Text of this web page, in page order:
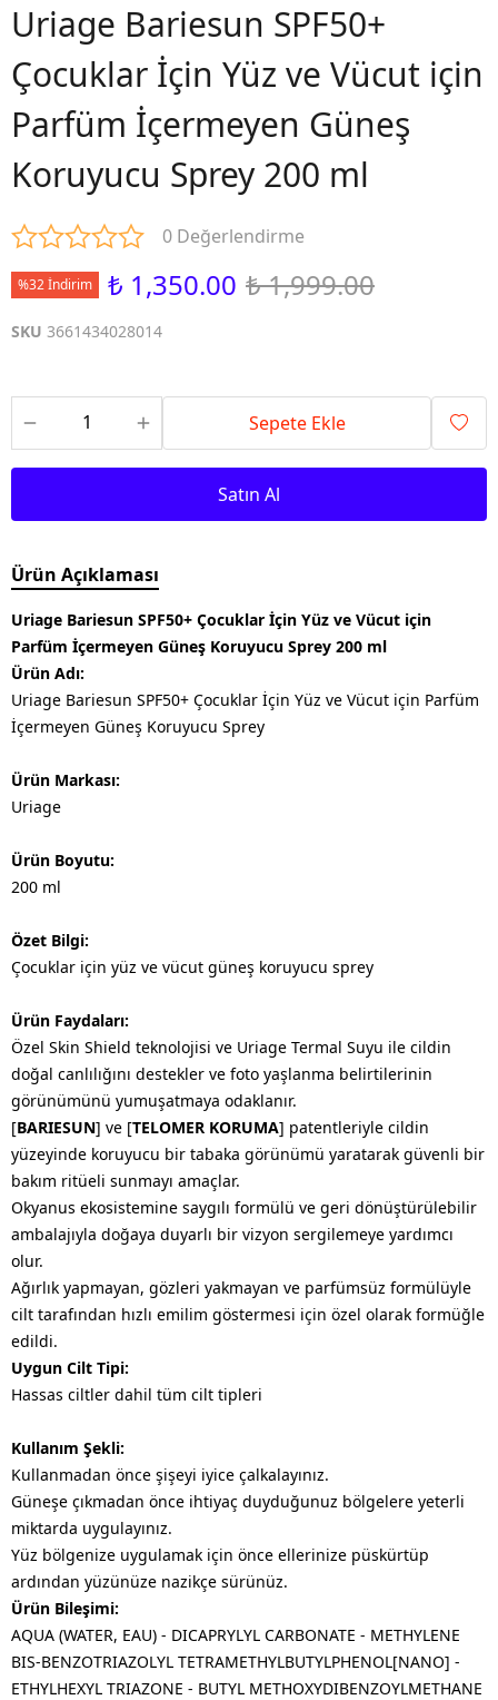
Uriage Bariesun SPF50+
Çocuklar İçin Yüz ve Vücut için
Parfüm İçermeyen Güneş
Koruyucu Sprey 200 ml
0 Değerlendirme
%32 İndirim ₺ 1,350.00 ₺ 1,999.00
SKU 3661434028014
Sepete Ekle
Satın Al
Ürün Açıklaması
Uriage Bariesun SPF50+ Çocuklar İçin Yüz ve Vücut için
Parfüm İçermeyen Güneş Koruyucu Sprey 200 ml
Ürün Adı:
Uriage Bariesun SPF50+ Çocuklar İçin Yüz ve Vücut için Parfüm
İçermeyen Güneş Koruyucu Sprey
Ürün Markası:
Uriage
Ürün Boyutu:
200 ml
Özet Bilgi:
Çocuklar için yüz ve vücut güneş koruyucu sprey
Ürün Faydaları:
Özel Skin Shield teknolojisi ve Uriage Termal Suyu ile cildin
doğal canlılığını destekler ve foto yaşlanma belirtilerinin
görünümünü yumuşatmaya odaklanır.
[BARIESUN] ve [TELOMER KORUMA] patentleriyle cildin
yüzeyinde koruyucu bir tabaka görünümü yaratarak güvenli bir
bakım ritüeli sunmayı amaçlar.
Okyanus ekosistemine saygılı formülü ve geri dönüştürülebilir
ambalajıyla doğaya duyarlı bir vizyon sergilemeye yardımcı
olur.
Ağırlık yapmayan, gözleri yakmayan ve parfümsüz formülüyle
cilt tarafından hızlı emilim göstermesi için özel olarak formüğle
edildi.
Uygun Cilt Tipi:
Hassas ciltler dahil tüm cilt tipleri
Kullanım Şekli:
Kullanmadan önce şişeyi iyice çalkalayınız.
Güneşe çıkmadan önce ihtiyaç duyduğunuz bölgelere yeterli
miktarda uygulayınız.
Yüz bölgenize uygulamak için önce ellerinize püskürtüp
ardından yüzünüze nazikçe sürünüz.
Ürün Bileşimi:
AQUA (WATER, EAU) - DICAPRYLYL CARBONATE - METHYLENE
BIS-BENZOTRIAZOLYL TETRAMETHYLBUTYLPHENOL[NANO] -
ETHYLHEXYL TRIAZONE - BUTYL METHOXYDIBENZOYLMETHANE